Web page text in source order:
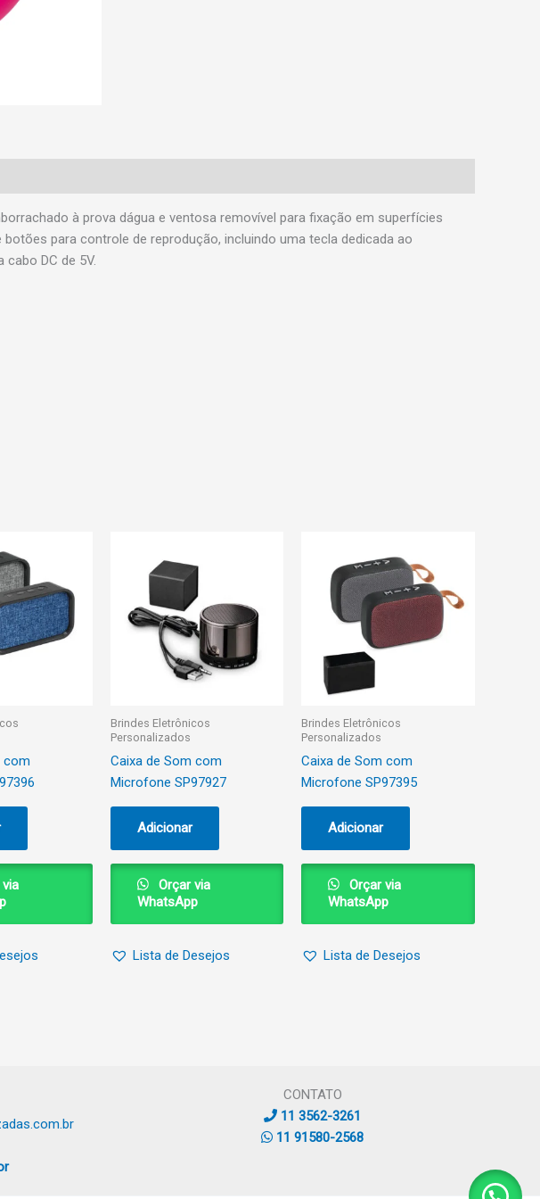
à prova dágua e ventosa removível para fixação em superfícies
para controle de reprodução, incluindo uma tecla dedicada ao
DC de 5V.
com
Brindes Eletrônicos
Personalizados
Caixa de Som com
Microfone SP97927
Adicionar
Orçar via
WhatsApp
Lista de Desejos
Brindes Eletrônicos
Personalizados
Caixa de Som com
Microfone SP97395
Adicionar
Orçar via
WhatsApp
Lista de Desejos
CONTATO
11 3562-3261
11 91580-2568